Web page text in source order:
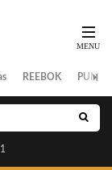
REEBOK PUMA